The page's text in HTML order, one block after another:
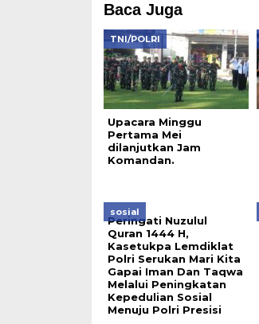
Baca Juga
TNI/POLRI
Upacara Minggu
Pertama Mei
dilanjutkan Jam
Komandan.
sosial
Peringati Nuzulul
Quran 1444 H,
Kasetukpa Lemdiklat
Polri Serukan Mari Kita
Gapai Iman Dan Taqwa
Melalui Peningkatan
Kepedulian Sosial
Menuju Polri Presisi